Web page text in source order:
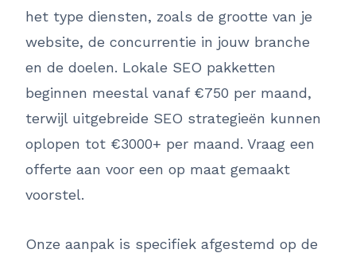
het type diensten, zoals de grootte van je
website, de concurrentie in jouw branche
en de doelen. Lokale SEO pakketten
beginnen meestal vanaf €750 per maand,
terwijl uitgebreide SEO strategieën kunnen
oplopen tot €3000+ per maand. Vraag een
offerte aan voor een op maat gemaakt
voorstel.
Onze aanpak is specifiek afgestemd op de